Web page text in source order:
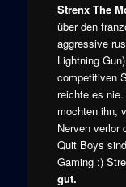
Strenx The
über den
aggressive
Lightning
competitiven
reichte es
mochten ihn,
Nerven verlor
Quit Boys
Gaming :)
gut.